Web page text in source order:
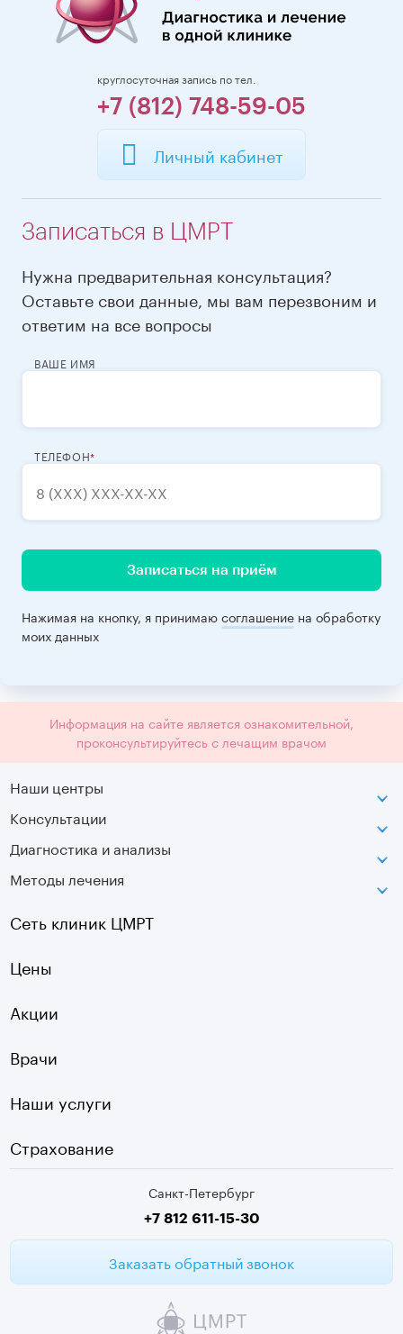
круглосуточная запись по тел.
+7 (812) 748-59-05
Личный кабинет
Записаться в ЦМРТ
Нужна предварительная консультация?
Оставьте свои данные, мы вам перезвоним и
ответим на все вопросы
ВАШЕ ИМЯ
ТЕЛЕФОН
Записаться на приём
Нажимая на кнопку, я принимаюсоглашение на обработку
моих данных
Информация на сайте является ознакомительной,
проконсультируйтесь с лечащим врачом
Наши центры
Петроградская
Лаборатория движения
Московская
Озерки
Садовая
Старая Деревня
Девяткино
г. Колпино
Консультации
Диагностика и анализы
МРТ
Оптическая топография
УЗДГ
Чек-ап
ЭКГ
Медицинские анализы
Методы лечения
Санкт-Петербург
+7 812 611-15-30
Заказать обратный звонок
Сеть клиник ЦМРТ
Цены
Акции
Врачи
Наши услуги
Страхование